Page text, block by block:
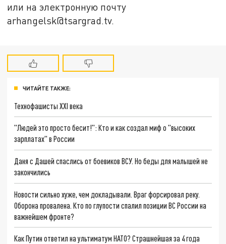
или на электронную почту
arhangelsk@tsargrad.tv.
ЧИТАЙТЕ ТАКЖЕ:
Технофашисты XXI века
"Людей это просто бесит!": Кто и как создал миф о "высоких
зарплатах" в России
Даня с Дашей спаслись от боевиков ВСУ. Но беды для малышей не
закончились
Новости сильно хуже, чем докладывали. Враг форсировал реку.
Оборона провалена. Кто по глупости спалил позиции ВС России на
важнейшем фронте?
Как Путин ответил на ультиматум НАТО? Страшнейшая за 4 года